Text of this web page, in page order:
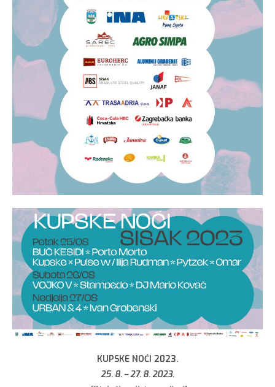
KUPSKE NOĆI 2023.
25. 8. – 27. 8. 2023.